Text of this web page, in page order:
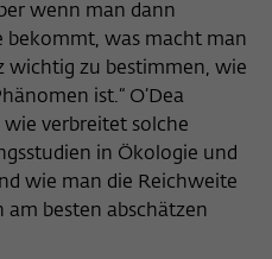
wenn man dann
bekommt, was macht man
wichtig zu bestimmen, wie
ist.“ O’Dea
verbreitet solche
in Ökologie und
wie man die Reichweite
am besten abschätzen